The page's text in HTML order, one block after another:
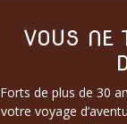
VOUS NE
Forts de plus de 30
voyage